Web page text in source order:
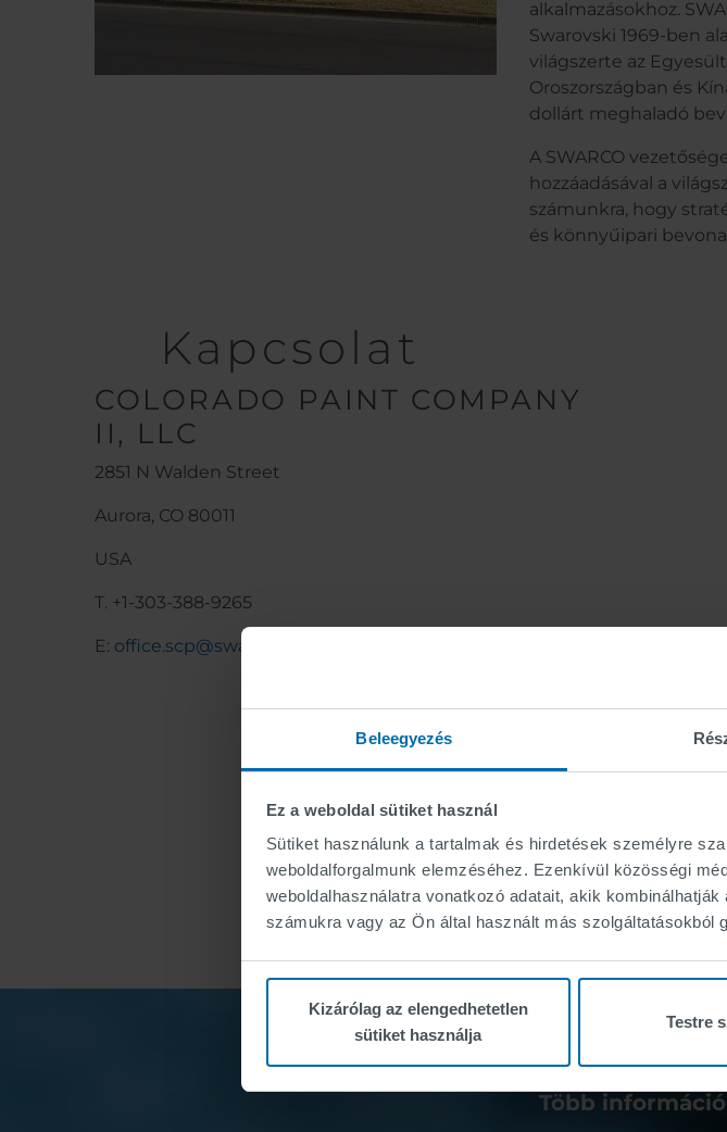
Beleegyezés
Ez a weboldal sütiket használ
Sütiket használunk a tartalmak és hirdetések személyre
weboldalforgalmunk elemzéséhez. Ezenkívül közösségi
weboldalhasználatra vonatkozó adatait, akik
számukra vagy az Ön által használt más szolgáltatásokból
Kizárólag az elengedhetetlen
sütiket használja
Testre
alkalmazásokhoz.
Swarovski 1969-ben
világszerte az
Oroszországban és
dollárt meghaladó
A SWARCO
hozzáadásával a
számunkra, hogy
és könnyűipari
Kapcsolat
COLORADO PAINT COMPANY
II, LLC
2851 N Walden Street
Aurora, CO 80011
USA
T. +1-303-388-9265
E: office.scp@swarco.com
Több